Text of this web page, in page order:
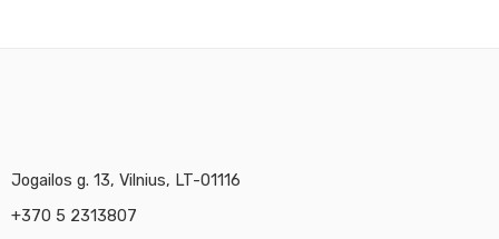
Jogailos g. 13, Vilnius, LT-01116
+370 5 2313807